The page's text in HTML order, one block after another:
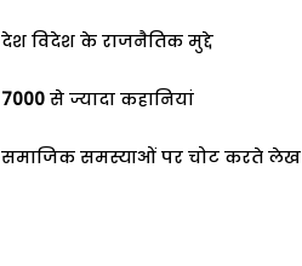
देश विदेश के राजनैतिक मुद्दे
7000 से ज्यादा कहानियां
समाजिक समस्याओं पर चोट करते लेख